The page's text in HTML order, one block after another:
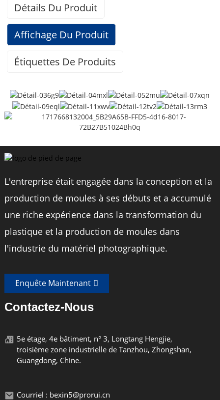
Détails Du Produit
Affichage Du Produit
Étiquettes De Produits
Caractéristiques
Matériel Fibre de carbone
Poids 1,7kg
Fil
Avantages Du Produit
L'entreprise était engagée dans la conception et la
production de moules à ses débuts et a accumulé
une riche expérience dans la transformation du
plastique et la production de moules dans
l'industrie du matériel photographique.
Enquête Maintenant
Contactez-Nous
5e étage, 4e bâtiment, n° 3, Longtang Hengjie,
troisième zone industrielle de Tanzhou, Zhongshan,
Guangdong, Chine.
Courriel : bexin5@prorui.cn